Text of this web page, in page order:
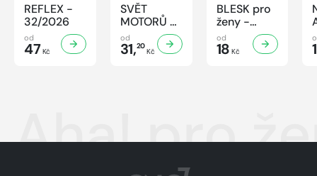
REFLEX -
32/2026
od
47 Kč
SVĚT
MOTORŮ -
32/2026
od
31,20
Kč
BLESK pro
ženy -
32/2026
od
18 Kč
Aha! pro